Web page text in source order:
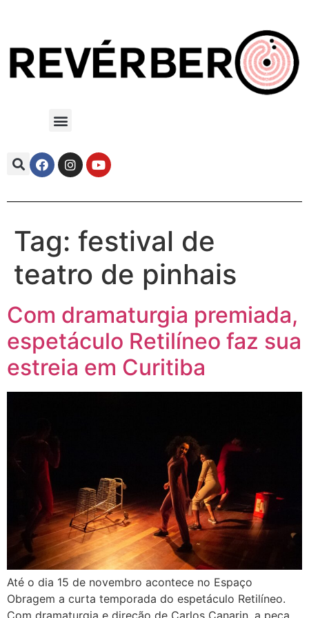
Tag: festival de
teatro de pinhais
Com dramaturgia premiada,
espetáculo Retilíneo faz sua
estreia em Curitiba
Até o dia 15 de novembro acontece no Espaço
Obragem a curta temporada do espetáculo Retilíneo.